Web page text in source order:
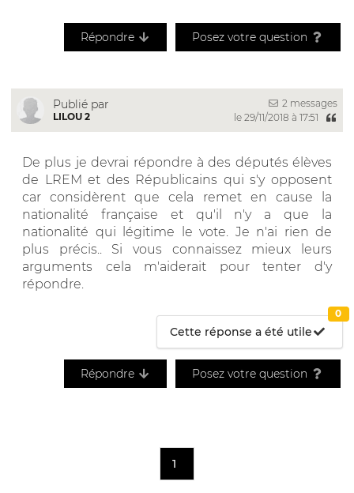
Répondre Posez votre question
Publié par
LILOU 2
2 messages
le 29/11/2018 à 17:51
De plus je devrai répondre à des députés élèves
de LREM et des Républicains qui s'y opposent
car considèrent que cela remet en cause la
nationalité française et qu'il n'y a que la
nationalité qui légitime le vote. Je n'ai rien de
plus précis.. Si vous connaissez mieux leurs
arguments cela m'aiderait pour tenter d'y
répondre.
Cette réponse a été utile
0
Répondre Posez votre question
1